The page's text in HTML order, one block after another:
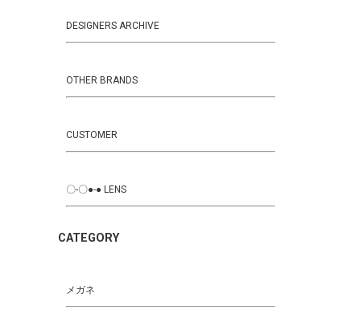
DESIGNERS ARCHIVE
OTHER BRANDS
CUSTOMER
〇-〇●-● LENS
CATEGORY
メガネ